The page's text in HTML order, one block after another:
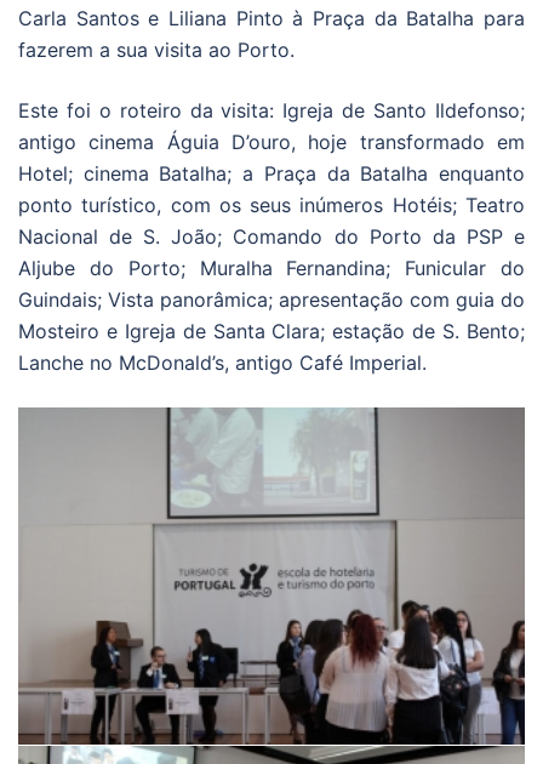
Carla Santos e Liliana Pinto à Praça da Batalha para
fazerem a sua visita ao Porto.
Este foi o roteiro da visita: Igreja de Santo Ildefonso;
antigo cinema Águia D’ouro, hoje transformado em
Hotel; cinema Batalha; a Praça da Batalha enquanto
ponto turístico, com os seus inúmeros Hotéis; Teatro
Nacional de S. João; Comando do Porto da PSP e
Aljube do Porto; Muralha Fernandina; Funicular do
Guindais; Vista panorâmica; apresentação com guia do
Mosteiro e Igreja de Santa Clara; estação de S. Bento;
Lanche no McDonald’s, antigo Café Imperial.